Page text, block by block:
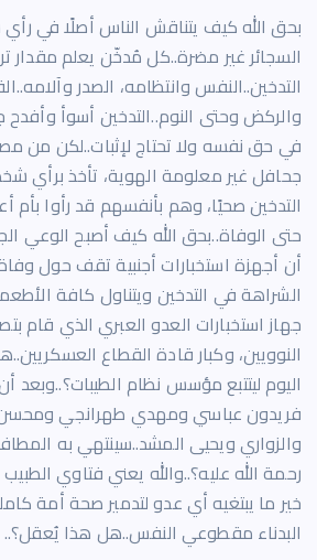
بحق الله كيف يتناقش الناس أصلًا في
السجائر غير مضرة..كل مُدخّن يعلم مقدار
التدخين..النفس وانتظامه، الصدر
والركض وحتى النوم..التدخين أسوأ وأفدح
في حق نفسه ولا تحتاج لإثبات..لكن من
جحافل غير معلومة الهوية، تأخذ برأي
التدخين صحيًا، وهم بأنفسهم قد رأوا
حتى الوفاة..بحق الله كيف أصبح الوعي
أن أجهزة استخبارات أجنبية تقف حول
الشراهة في التدخين ويتناول كافة
جهاز استخبارات العدو العبري الذي قام
النوويين، وكبار قادة القطاع
اليوم ليتتبع مؤسس نظام الطيبات؟..وبعد
فريدون عباسي ومهدي طهرانجي ومحسن
والزواري ويحيى المشد..سينتهي به
رحمة الله عليه؟..والله يعني فتاوي
خير ما يبتغيه أي عدو لتدمير صحة أمة
البدناء مقطوعي النفس..هل هذا يُعقل؟..